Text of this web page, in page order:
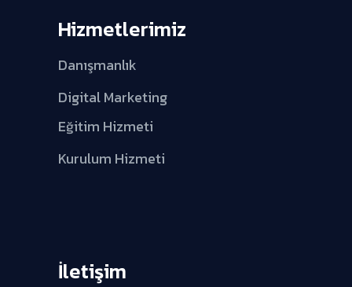
Hizmetlerimiz
Danışmanlık
Digital Marketing
Eğitim Hizmeti
Kurulum Hizmeti
İletişim